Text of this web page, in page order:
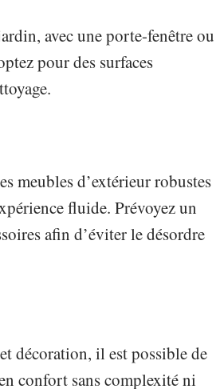
avec une porte-fenêtre ou
pour des surfaces
meubles d’extérieur robustes
fluide. Prévoyez un
afin d’éviter le désordre
décoration, il est possible de
confort sans complexité ni